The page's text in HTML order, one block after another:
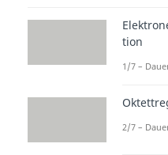
tion
1/7 –
2/7 –